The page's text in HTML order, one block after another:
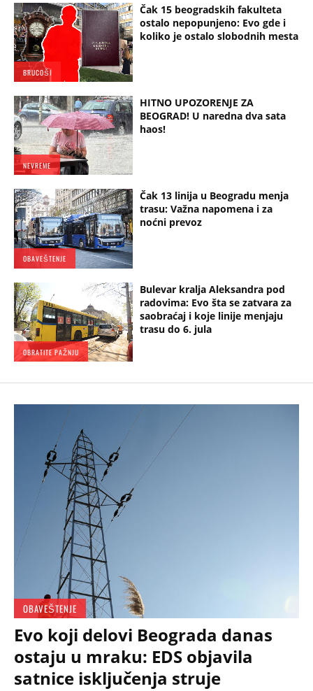
BRUCOŠI
Čak 15 beogradskih fakulteta
ostalo nepopunjeno: Evo gde i
koliko je ostalo slobodnih mesta
NEVREME
HITNO UPOZORENJE ZA
BEOGRAD! U naredna dva sata
haos!
OBAVEŠTENJE
Čak 13 linija u Beogradu menja
trasu: Važna napomena i za
noćni prevoz
OBRATITE PAŽNJU
Bulevar kralja Aleksandra pod
radovima: Evo šta se zatvara za
saobraćaj i koje linije menjaju
trasu do 6. jula
OBAVEŠTENJE
Evo koji delovi Beograda danas
ostaju u mraku: EDS objavila
satnice isključenja struje